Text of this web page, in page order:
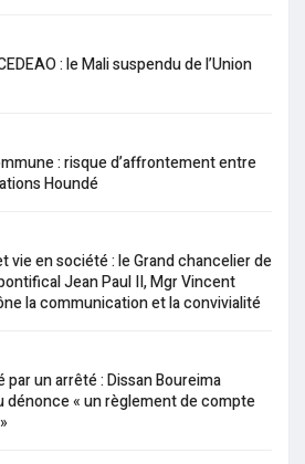
: le Mali suspendu de l’Union
: risque d’affrontement entre
Houndé
vie en société : le Grand chancelier de
Jean Paul II, Mgr Vincent
la communication et la convivialité
par un arrêté : Dissan Boureima
dénonce « un règlement de compte